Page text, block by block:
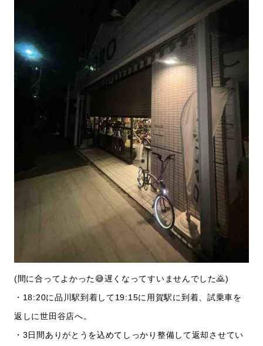
(間に合ってよかった😅遅くなってすいませんでした🙇)
・18:20に品川駅到着して19:15に用賀駅に到着、試乗車を
返しに世田谷店へ。
・3日間ありがとうを込めてしっかり整備して返却させてい